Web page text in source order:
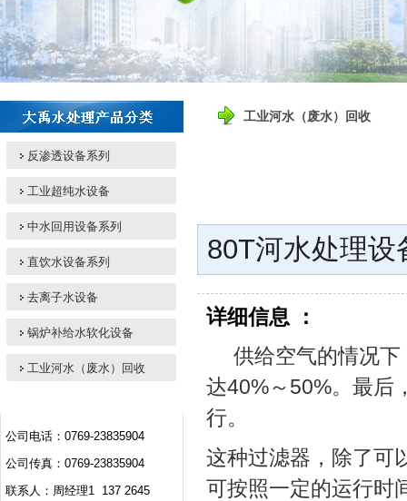
反渗透设备系列
工业超纯水设备
中水回用设备系列
直饮水设备系列
去离子水设备
锅炉补给水软化设备
工业河水（废水）回收
公司电话：0769-23835904
公司传真：0769-23835904
联系人：周经理1 137 2645
工业河水（废水）回收
80T河水处理设
详细信息 ：
供给空气的情况
达40%～50%。最后
行。
这种过滤器，除了可
可按照一定的运行时